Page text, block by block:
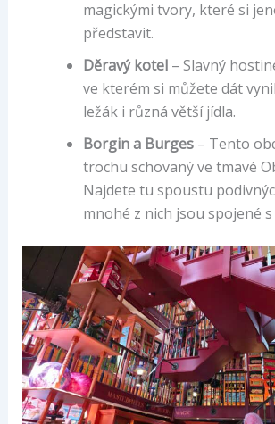
magickými tvory, které si
představit.
Děravý kotel – Slavný
ve kterém si můžete dát
ležák i různá větší jídla.
Borgin a Burges – Tento
trochu schovaný ve tmavé
Najdete tu spoustu
mnohé z nich jsou spojené